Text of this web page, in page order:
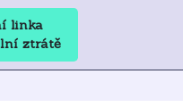
linka
ztrátě